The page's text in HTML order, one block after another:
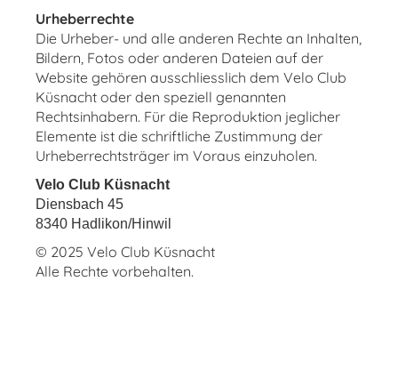
Urheberrechte
Die Urheber- und alle anderen Rechte an Inhalten,
Bildern, Fotos oder anderen Dateien auf der
Website gehören ausschliesslich dem Velo Club
Küsnacht oder den speziell genannten
Rechtsinhabern. Für die Reproduktion jeglicher
Elemente ist die schriftliche Zustimmung der
Urheberrechtsträger im Voraus einzuholen.
Velo Club Küsnacht
Diensbach 45
8340 Hadlikon/Hinwil
© 2025 Velo Club Küsnacht
Alle Rechte vorbehalten.